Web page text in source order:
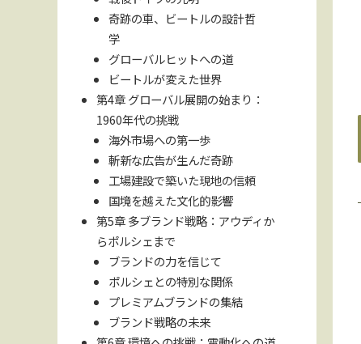
奇跡の車、ビートルの設計哲
学
グローバルヒットへの道
ビートルが変えた世界
第4章 グローバル展開の始まり：
1960年代の挑戦
海外市場への第一歩
斬新な広告が生んだ奇跡
工場建設で築いた現地の信頼
国境を越えた文化的影響
第5章 多ブランド戦略：アウディか
らポルシェまで
ブランドの力を信じて
ポルシェとの特別な関係
プレミアムブランドの集結
ブランド戦略の未来